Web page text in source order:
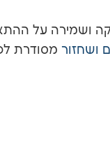
ושמירה על
ושחזור מסודרת